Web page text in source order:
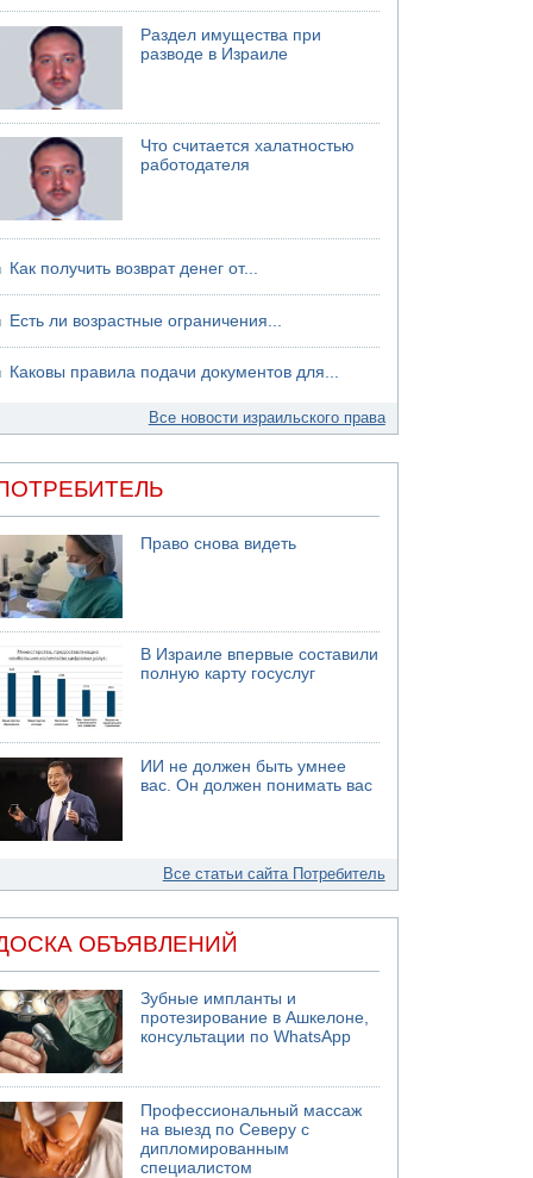
Раздел имущества при
разводе в Израиле
Что считается халатностью
работодателя
Как получить возврат денег от...
Есть ли возрастные ограничения...
Каковы правила подачи документов для...
Все новости израильского права
Право снова видеть
В Израиле впервые составили
полную карту госуслуг
ИИ не должен быть умнее
вас. Он должен понимать вас
Все статьи сайта Потребитель
ОБЪЯВЛЕНИЙ
Зубные импланты и
протезирование в Ашкелоне,
консультации по WhatsApp
Профессиональный массаж
на выезд по Северу с
дипломированным
специалистом